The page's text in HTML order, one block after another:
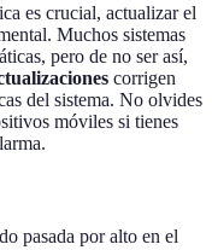
es crucial, actualizar el
Muchos sistemas
pero de no ser así,
corrigen
del sistema. No olvides
móviles si tienes
pasada por alto en el